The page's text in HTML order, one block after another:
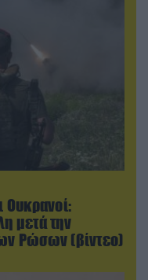
Ουκρανοί:
μετά την
Ρώσων (βίντεο)